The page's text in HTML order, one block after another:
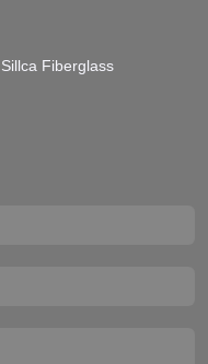
Fiberglass